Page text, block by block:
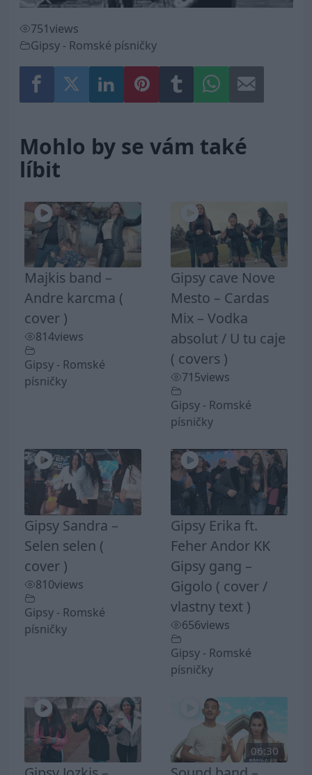
751views
Gipsy - Romské písničky
Mohlo by se vám také
líbit
Majkis band –
Andre karcma (
cover )
814views
Gipsy - Romské
písničky
Gipsy cave Nove
Mesto – Cardas
Mix – Vodka
absolut / U tu caje
( covers )
715views
Gipsy - Romské
písničky
Gipsy Sandra –
Selen selen (
cover )
810views
Gipsy - Romské
písničky
Gipsy Erika ft.
Feher Andor KK
Gipsy gang –
Gigolo ( cover /
vlastny text )
656views
Gipsy - Romské
písničky
06:30